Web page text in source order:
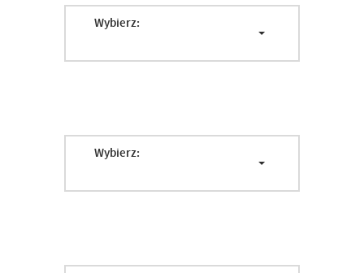
Wybierz:
Wybierz: